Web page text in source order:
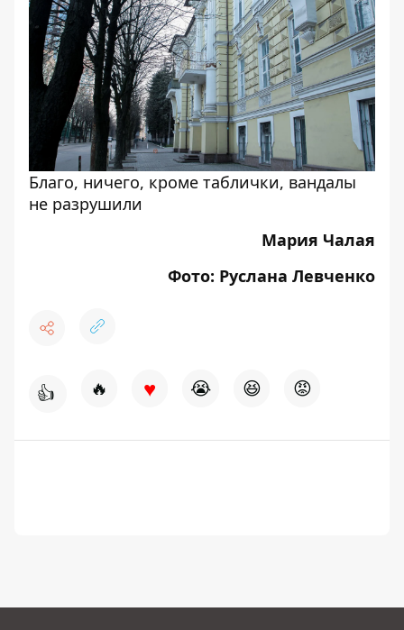
Благо, ничего, кроме таблички, вандалы
не разрушили
Мария Чалая
Фото: Руслана Левченко
👍 🔥 ♥ 😭 😆 😡